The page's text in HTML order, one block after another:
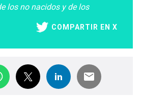
los no nacidos y de los
COMPARTIR EN X